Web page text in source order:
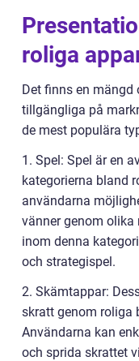
roliga
Det finns en mängd
tillgängliga på
de mest populära
1. Spel: Spel är en
kategorierna bland
användarna
vänner genom olika
inom denna
och strategispel.
2. Skämtappar:
skratt genom roliga
Användarna kan
och sprida skrattet